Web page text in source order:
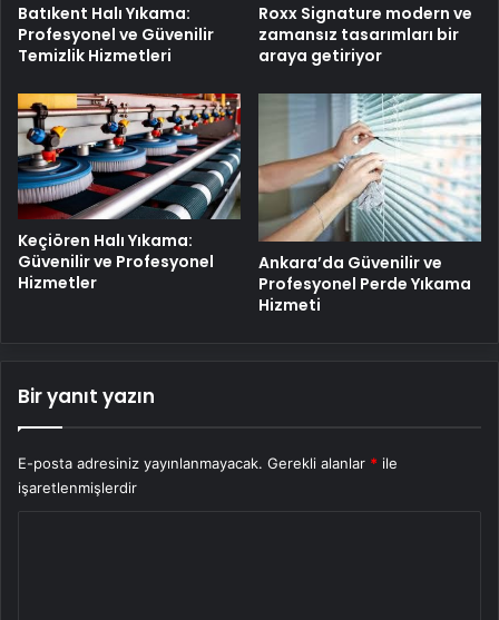
Batıkent Halı Yıkama:
Profesyonel ve Güvenilir
Temizlik Hizmetleri
Roxx Signature modern ve
zamansız tasarımları bir
araya getiriyor
Keçiören Halı Yıkama:
Güvenilir ve Profesyonel
Hizmetler
Ankara’da Güvenilir ve
Profesyonel Perde Yıkama
Hizmeti
Bir yanıt yazın
E-posta adresiniz yayınlanmayacak. Gerekli alanlar * ile
işaretlenmişlerdir